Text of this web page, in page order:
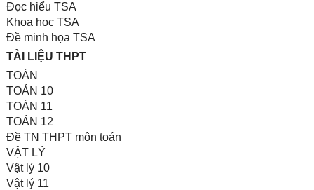
Đọc hiểu TSA
Khoa học TSA
Đề minh họa TSA
TÀI LIỆU THPT
TOÁN
TOÁN 10
TOÁN 11
TOÁN 12
Đề TN THPT môn toán
VẬT LÝ
Vật lý 10
Vật lý 11